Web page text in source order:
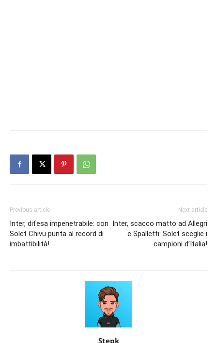
Previous article
Inter, difesa impenetrabile: con
Solet Chivu punta al record di
imbattibilità!
Next article
Inter, scacco matto ad Allegri
e Spalletti: Solet sceglie i
campioni d’Italia!
Stepk